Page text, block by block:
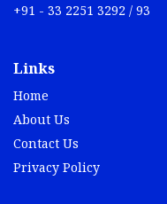
+91 - 33 2251 3292 / 93
Links
Home
About Us
Contact Us
Privacy Policy